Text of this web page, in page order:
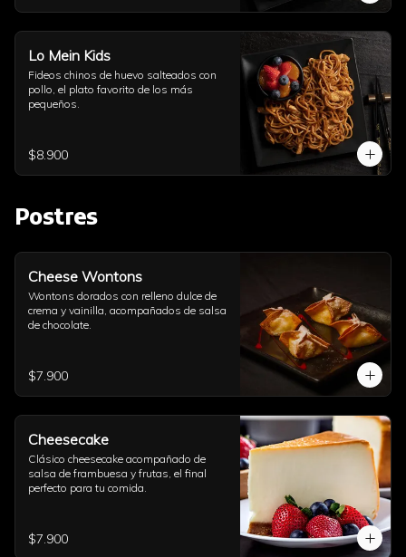
Lo Mein Kids
Fideos chinos de huevo salteados con
pollo, el plato favorito de los más
pequeños.
$8.900
Postres
Cheese Wontons
Wontons dorados con relleno dulce de
crema y vainilla, acompañados de salsa
de chocolate.
$7.900
Cheesecake
Clásico cheesecake acompañado de
salsa de frambuesa y frutas, el final
perfecto para tu comida.
$7.900